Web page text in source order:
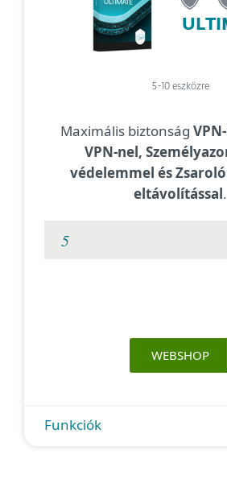
5-10 eszközre
Maximális biztonság
VPN-nel,
védelemmel és
eltávolítással.
WEBSHOP
Funkciók